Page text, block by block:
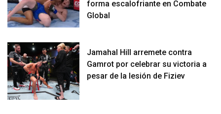
forma escalofriante en Combate
Global
Jamahal Hill arremete contra
Gamrot por celebrar su victoria a
pesar de la lesión de Fiziev